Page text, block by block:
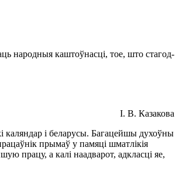
народныя каштоўнасцi, тое, што стагод-
I. В. Казакова
каляндар i беларусы. Багацейшы духоўны
прымаў у памяцi шматлiкiя
працу, а калi наадварот, адкласцi яе,